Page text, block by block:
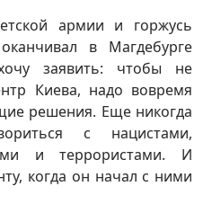
армии и горжусь
в Магдебурге
заявить: чтобы не
Киева, надо вовремя
решения. Еще никогда
с нацистами,
и террористами. И
когда он начал с ними